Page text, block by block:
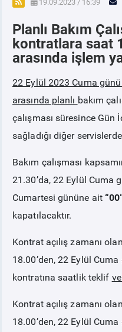
ÖRNEK FİNANS
VADELİ ELEKTRİK
PİYASA KAYITSÜRECİ
SERBEST TÜKETİCİ
MALİ UZLAŞTIRMA
TEMİNAT
BÜLTENLER
BT HİZMET YÖNETİM
19.09.2023 / 16:39
Planlı Bakım
kontratlara saat
arasında işlem
22 Eylül 2023 Cuma
arasında planlı bakım
çalışması süresince Gün
sağladığı diğer
Bakım çalışması
21.30’da, 22 Eylül Cuma
Cumartesi gününe ait
kapatılacaktır.
Kontrat açılış zamanı
18.00’den, 22 Eylül
kontratına saatlik teklif
Kontrat açılış zamanı
18.00’den, 22 Eylül